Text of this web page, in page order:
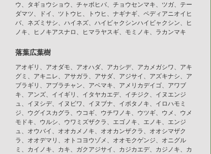
ウ、タギョウショウ、チャボヒバ、チョウセンマキ、ツガ、テー
ダマツ、ドイ、ツトウヒ、トウヒ、ナギナギ、ペディアニオイヒ
バ、ネズミサシ、ハイネズ、ハイビャクシンハイビャクシン、ヒ
ノキ、ヒノキアスナロ、ヒマラヤスギ、モミノキ、ラカンマキ
落葉広葉樹
アオギリ、アオダモ、アオハダ、アカシデ、アカメガシワ、アキ
グミ、アキニレ、アサガラ、アサダ、アジサイ、アズキナシ、ア
ブラギリ、アブラチャン、アベマキ、アメリカデイゴ、アワブ
キ、アンズ、イイギリ、イタヤカエデ、イチジク、イヌエンジ
ュ、イヌシデ、イヌビワ、イヌブナ、イボタノキ、イロハモミ
ジ、ウグイスカグラ、ウコギ、ウチワノキ、ウツギ、ウメ、ウメ
モドキ、ウルシ、ウワミズザクラ、エゴノキ、エノキ、エンジ
ュ、オウバイ、オオカメノキ、オオカンザクラ、オオシマザク
ラ、オオデマリ、オトコヨウゾメ、オオモクゲンジ、オニグル
ミ、カイノキ、カキ、ガクアジサイ、カジカエデ、カジノキ、カ